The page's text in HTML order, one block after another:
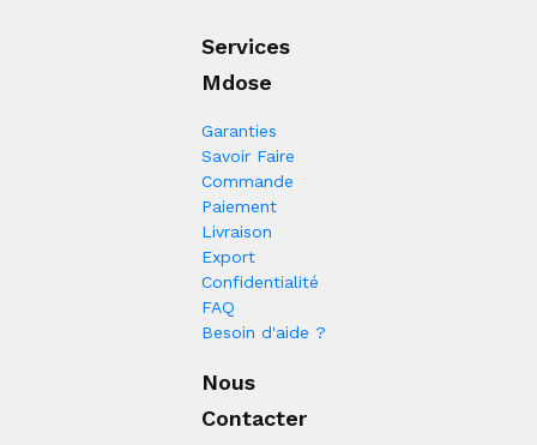
Services
Mdose
Garanties
Savoir Faire
Commande
Paiement
Livraison
Export
Confidentialité
FAQ
Besoin d'aide ?
Nous
Contacter